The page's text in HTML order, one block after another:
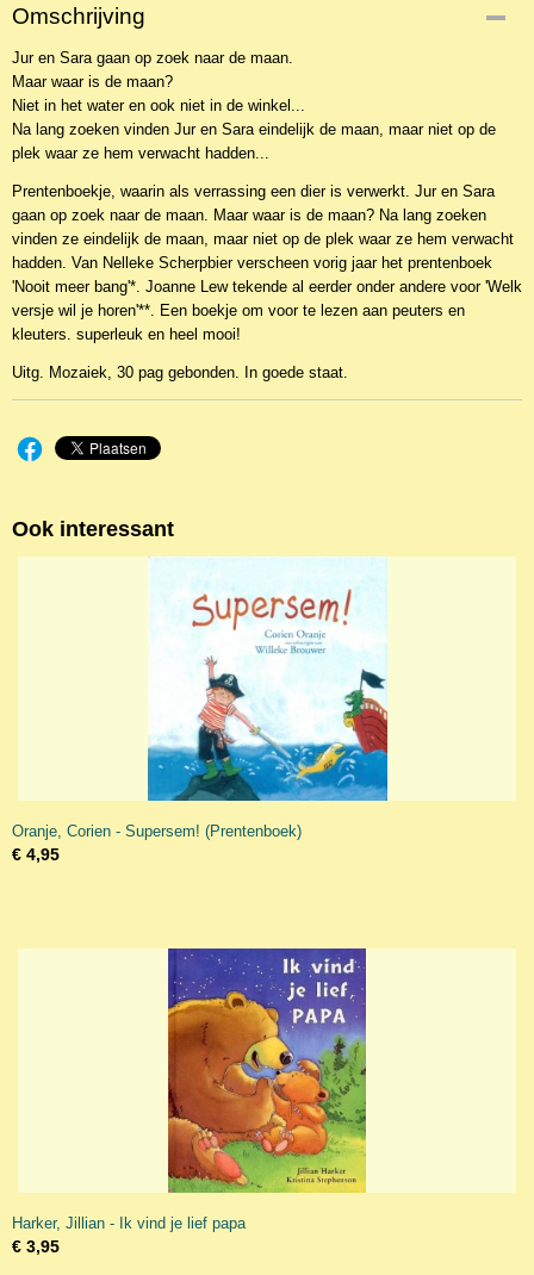
Omschrijving
Jur en Sara gaan op zoek naar de maan.
Maar waar is de maan?
Niet in het water en ook niet in de winkel...
Na lang zoeken vinden Jur en Sara eindelijk de maan, maar niet op de
plek waar ze hem verwacht hadden...
Prentenboekje, waarin als verrassing een dier is verwerkt. Jur en Sara
gaan op zoek naar de maan. Maar waar is de maan? Na lang zoeken
vinden ze eindelijk de maan, maar niet op de plek waar ze hem verwacht
hadden. Van Nelleke Scherpbier verscheen vorig jaar het prentenboek
'Nooit meer bang'*. Joanne Lew tekende al eerder onder andere voor 'Welk
versje wil je horen'**. Een boekje om voor te lezen aan peuters en
kleuters. superleuk en heel mooi!
Uitg. Mozaiek, 30 pag gebonden. In goede staat.
Ook interessant
Oranje, Corien - Supersem! (Prentenboek)
€ 4,95
Harker, Jillian - Ik vind je lief papa
€ 3,95